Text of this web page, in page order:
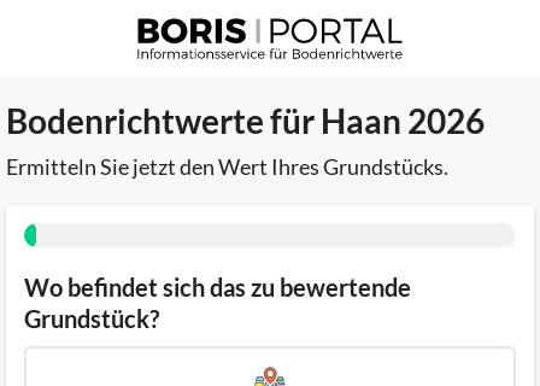
Bodenrichtwerte für Haan 2026
Ermitteln Sie jetzt den Wert Ihres Grundstücks.
Wo befindet sich das zu bewertende
Grundstück?